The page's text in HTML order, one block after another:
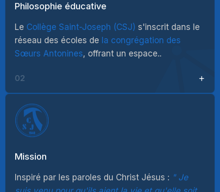
Philosophie éducative
Le Collège Saint-Joseph (CSJ) s'inscrit dans le
réseau des écoles de la congrégation des
Sœurs Antonines, offrant un espace..
02
Mission
Inspiré par les paroles du Christ Jésus :
Je